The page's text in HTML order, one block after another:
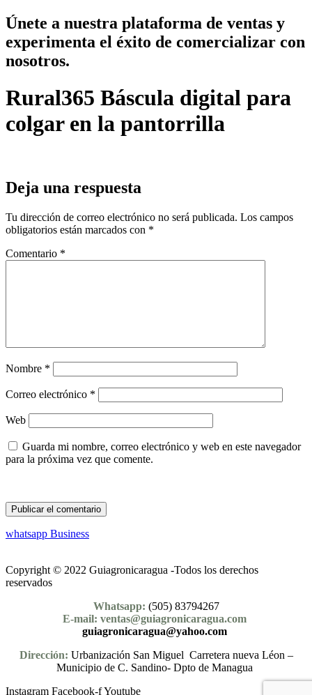
Únete a nuestra plataforma de ventas y
experimenta el éxito de comercializar con
nosotros.
Rural365 Báscula digital para
colgar en la pantorrilla
Deja una respuesta
Tu dirección de correo electrónico no será publicada. Los campos
obligatorios están marcados con *
Comentario *
Nombre *
Correo electrónico *
Web
Guarda mi nombre, correo electrónico y web en este navegador
para la próxima vez que comente.
whatsapp Business
Copyright © 2022 Guiagronicaragua -Todos los derechos
reservados
Whatsapp: (505) 83794267
E-mail: ventas@guiagronicaragua.com
guiagronicaragua@yahoo.com
Dirección: Urbanización San Miguel Carretera nueva Léon –
Municipio de C. Sandino- Dpto de Managua
Instagram Facebook-fYoutube